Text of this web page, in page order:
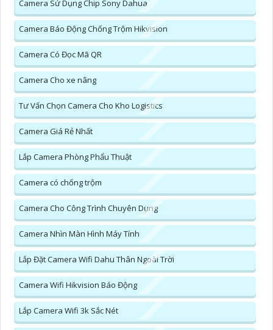
Camera Sử Dụng Chip Sony Dahua
Camera Báo Động Chống Trộm Hikvision
Camera Có Đọc Mã QR
Camera Cho xe nâng
Tư Vấn Chọn Camera Cho Kho Logistics
Camera Giá Rẻ Nhất
Lắp Camera Phòng Phẩu Thuật
Camera có chống trộm
Camera Cho Công Trình Chuyên Dụng
Camera Nhìn Màn Hình Máy Tính
Lắp Đặt Camera Wifi Dahu Thân Ngoài Trời
Camera Wifi Hikvision Báo Động
Lắp Camera Wifi 3k Sắc Nét